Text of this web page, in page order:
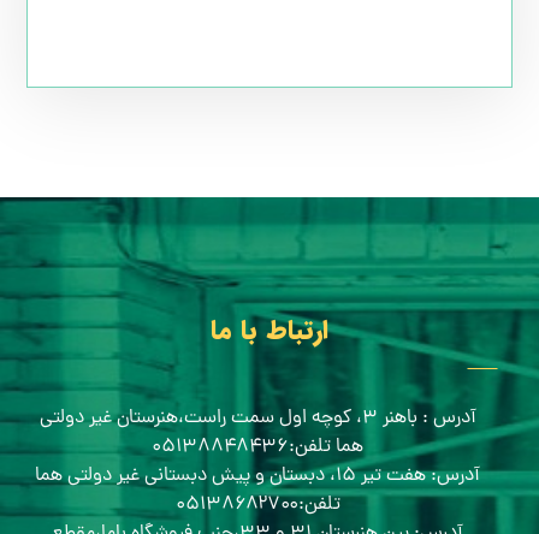
ارتباط با ما
آدرس : باهنر ۳، کوچه اول سمت راست،هنرستان غیر دولتی
هما تلفن:۰۵۱۳۸۸۴۸۴۳۶
آدرس: هفت تیر ۱۵، دبستان و پیش دبستانی غیر دولتی هما
تلفن:۰۵۱۳۸۶۸۲۷۰۰